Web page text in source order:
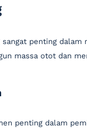
sangat penting
massa otot dan
penting dalam